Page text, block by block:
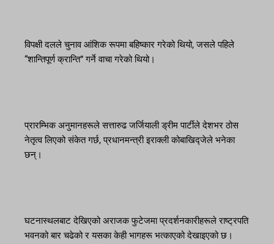
विपक्षी दलले चुनाव आंशिक रूपमा बहिष्कार गरेको थियो, जसले पहिले
“शान्तिपूर्ण क्रान्ति” गर्ने वाचा गरेको थियो।
प्रारम्भिक अनुमानहरूले सत्तारुढ जर्जियाली ड्रीम पार्टीले देशभर ठोस
नेतृत्व लिएको संकेत गर्छ, प्रधानमन्त्री इराक्ली कोबाखिद्जेले भनेका
छन्।
घटनास्थलबाट देखिएको अराजक फुटेजमा प्रदर्शनकारीहरूले राष्ट्रपति
भवनको बार चढेको र यसका केही भागहरू भत्काएको देखाइएको छ।